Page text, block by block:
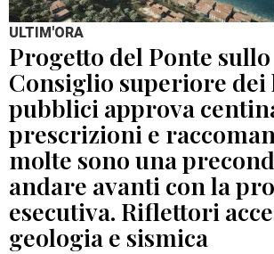
ULTIM'ORA
Progetto del Ponte
Consiglio superiore
pubblici approva
prescrizioni e
molte sono una
andare avanti con la
esecutiva. Riflettori
geologia e sismica